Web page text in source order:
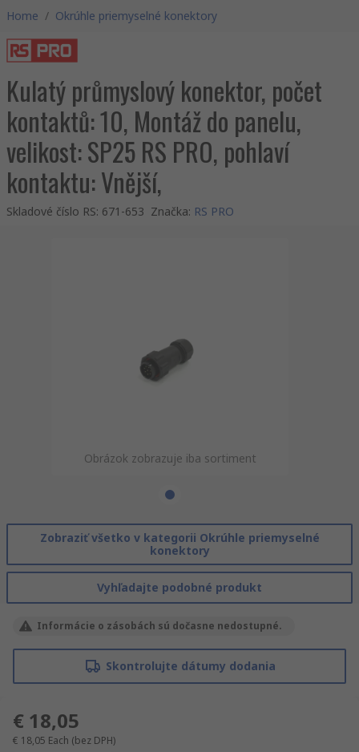
Home / Okrúhle priemyselné konektory
Kulatý průmyslový konektor, počet
kontaktů: 10, Montáž do panelu,
velikost: SP25 RS PRO, pohlaví
kontaktu: Vnější,
Skladové číslo RS: 671-653 Značka: RS PRO
Obrázok zobrazuje iba sortiment
Zobraziť všetko v kategorii Okrúhle priemyselné
konektory
Vyhľadajte podobné produkt
Informácie o zásobách sú dočasne nedostupné.
Skontrolujte dátumy dodania
€ 18,05
€ 18,05 Each (bez DPH)